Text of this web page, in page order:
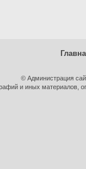
© Администрация
и иных материалов,